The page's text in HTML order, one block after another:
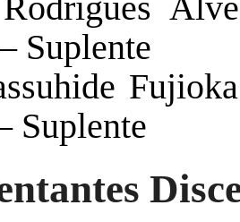
Suplente
Suplente